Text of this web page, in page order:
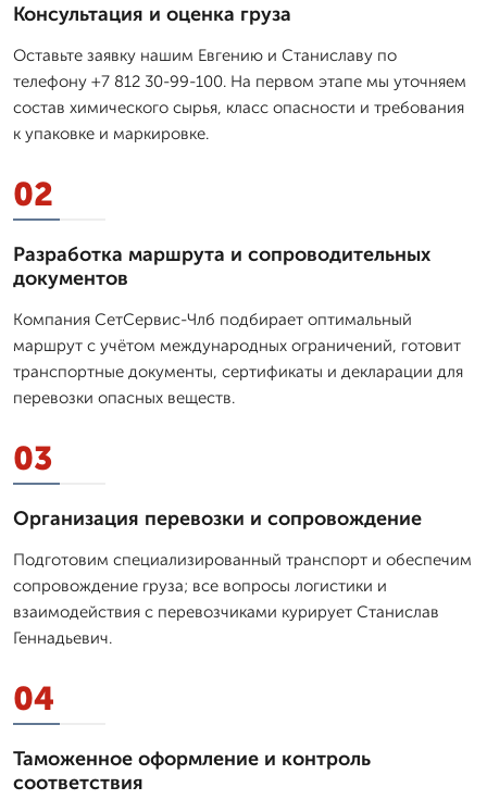
Консультация и оценка груза
Оставьте заявку нашим Евгению и Станиславу по
телефону +7 812 30-99-100. На первом этапе мы уточняем
состав химического сырья, класс опасности и требования
к упаковке и маркировке.
02
Разработка маршрута и сопроводительных
документов
Компания СетСервис-Члб подбирает оптимальный
маршрут с учётом международных ограничений, готовит
транспортные документы, сертификаты и декларации для
перевозки опасных веществ.
03
Организация перевозки и сопровождение
Подготовим специализированный транспорт и обеспечим
сопровождение груза; все вопросы логистики и
взаимодействия с перевозчиками курирует Станислав
Геннадьевич.
04
Таможенное оформление и контроль
соответствия